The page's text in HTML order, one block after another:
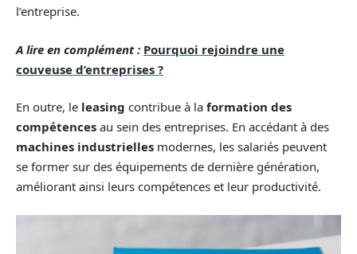
l’entreprise.
A lire en complément : Pourquoi rejoindre une
couveuse d’entreprises ?
En outre, le leasing contribue à la formation des
compétences au sein des entreprises. En accédant à des
machines industrielles modernes, les salariés peuvent
se former sur des équipements de dernière génération,
améliorant ainsi leurs compétences et leur productivité.